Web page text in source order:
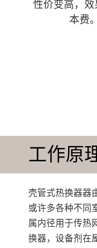
性价变高，
本费。
工作原
壳管式热换器器
或许多各种不同
属内径用于传热
换器，设备剂在